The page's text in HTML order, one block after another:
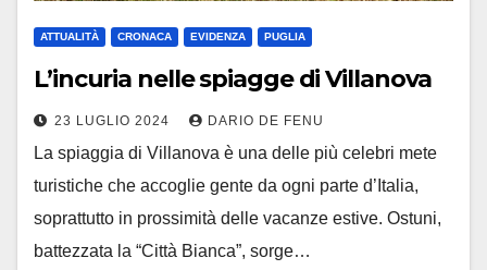
ATTUALITÀ CRONACA EVIDENZA PUGLIA
L’incuria nelle spiagge di Villanova
23 LUGLIO 2024 DARIO DE FENU
La spiaggia di Villanova è una delle più celebri mete
turistiche che accoglie gente da ogni parte d’Italia,
soprattutto in prossimità delle vacanze estive. Ostuni,
battezzata la “Città Bianca”, sorge…